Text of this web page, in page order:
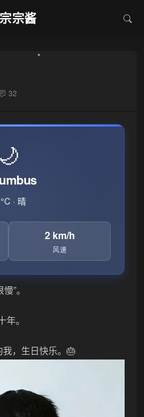
宗宗酱
32
🌙
· 晴
2 km/h
风速
”。
。
，生日快乐。🎂